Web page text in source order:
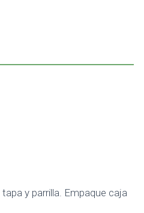
y parrilla. Empaque caja